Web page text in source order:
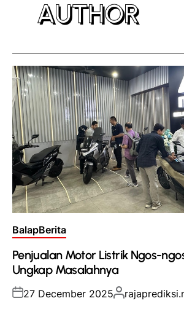
AUTHOR
Posted
BalapBerita
Penjualan Motor Listrik Ngos-
Ungkap Masalahnya
Posted
27 December 2025Posted